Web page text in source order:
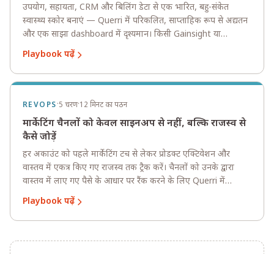
उपयोग, सहायता, CRM और बिलिंग डेटा से एक भारित, बहु-संकेत
स्वास्थ्य स्कोर बनाएं — Querri में परिकलित, साप्ताहिक रूप से अद्यतन
और एक साझा dashboard में दृश्यमान। किसी Gainsight या
ChurnZero की आवश्यकता नहीं।
Playbook पढ़ें
REVOPS·5 चरण·12 मिनट का पठन
मार्केटिंग चैनलों को केवल साइनअप से नहीं, बल्कि राजस्व से
कैसे जोड़ें
हर अकाउंट को पहले मार्केटिंग टच से लेकर प्रोडक्ट एक्टिवेशन और
वास्तव में एकत्र किए गए राजस्व तक ट्रैक करें। चैनलों को उनके द्वारा
वास्तव में लाए गए पैसे के आधार पर रैंक करने के लिए Querri में
HubSpot, Amplitude और Stripe को जोड़ें।
Playbook पढ़ें